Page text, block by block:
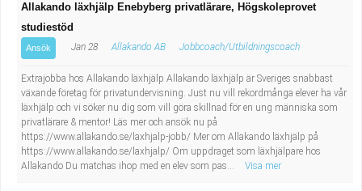
Sanering och renhållning
Socialt arbete
Säkerhetsarbete
Tekniskt arbete
Transport
Lastbilsförare m.fl.
Fastighetsskötare
Informatör/Kommunikatör
Brevbärare
Sjuksköterska, grundutbildad
Allakando läxhjälp Enebyberg privatlärare, Högskoleprovet
studiestöd
Ansök Jan 28 Allakando AB Jobbcoach/Utbildningscoach
Extrajobba hos Allakando läxhjälp Allakando läxhjälp är Sveriges snabbast
växande företag för privatundervisning. Just nu vill rekordmånga elever ha vår
läxhjälp och vi söker nu dig som vill göra skillnad för en ung människa som
privatlärare & mentor! Läs mer och ansök nu på
https://www.allakando.se/laxhjalp-jobb/ Mer om Allakando läxhjälp på
https://www.allakando.se/laxhjalp/ Om uppdraget som läxhjälpare hos
Allakando Du matchas ihop med en elev som pas...
Visa mer